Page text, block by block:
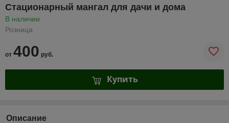
Стационарный мангал для дачи и дома
В наличии
Розница
от 400 руб.
Купить
Описание